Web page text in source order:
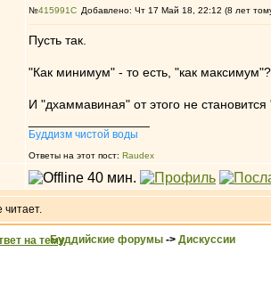
№415991 Добавлено: Чт 17 Май 18, 22:12 (8 лет
Пусть так.
"Как минимум" - то есть, "как
И "дхаммавиная" от этого не становится
Буддизм чистой воды
Ответы на этот пост: Raudex
читает.
Буддийские форумы -> Дискуссии